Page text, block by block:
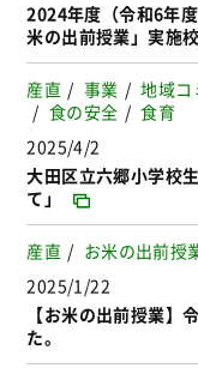
2024年度（令和6年
米の出前授業」実施校
産直 事業 地域コ
食の安全
食育
2025/4/2
大田区立六郷小学校
て」
産直 お米の出前授
2025/1/22
【お米の出前授業】
た。